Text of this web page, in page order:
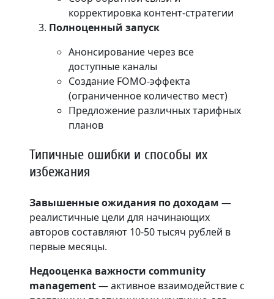
корректировка контент-стратегии
Полноценный запуск
Анонсирование через все
доступные каналы
Создание FOMO-эффекта
(ограниченное количество мест)
Предложение различных тарифных
планов
Типичные ошибки и способы их
избежания
Завышенные ожидания по доходам —
реалистичные цели для начинающих
авторов составляют 10-50 тысяч рублей в
первые месяцы.
Недооценка важности community
management— активное взаимодействие с